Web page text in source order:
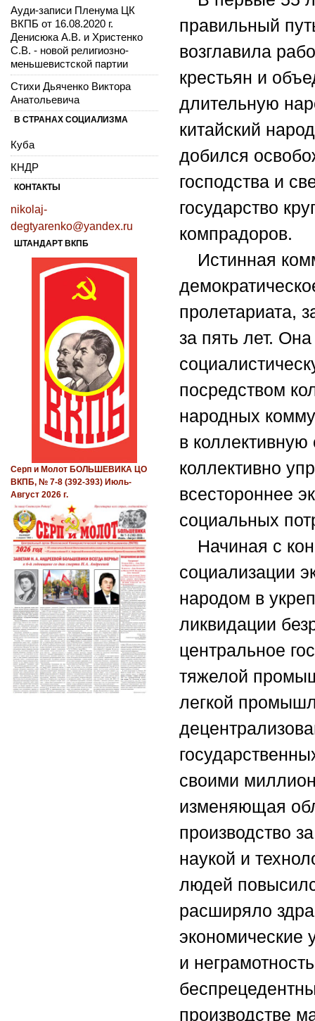
правильный
возглавила
крестьян и
длительную
китайский
добился
господства и
государство
компрадоров.
Истинная
пролетариата,
за пять лет.
посредством
народных
в коллективную
коллективно
всестороннее
социальных
Начиная с
социализации
народом в
ликвидации
центральное
тяжелой
легкой
своими
изменяющая
производство
наукой и
людей
расширяло
экономические
и
производстве
Ауди-записи Пленума ЦК
ВКПБ от 16.08.2020 г.
Денисюка А.В. и Христенко
С.В. - новой религиозно-
меньшевистской партии
Стихи Дьяченко Виктора
Анатольевича
В СТРАНАХ СОЦИАЛИЗМА
Куба
КНДР
КОНТАКТЫ
nikolaj-
degtyarenko@yandex.ru
ШТАНДАРТ ВКПБ
Серп и Молот БОЛЬШЕВИКА ЦО
ВКПБ, № 7-8 (392-393) Июль-
Август 2026 г.